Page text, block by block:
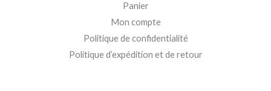
Panier
Mon compte
Politique de confidentialité
Politique d’expédition et de retour